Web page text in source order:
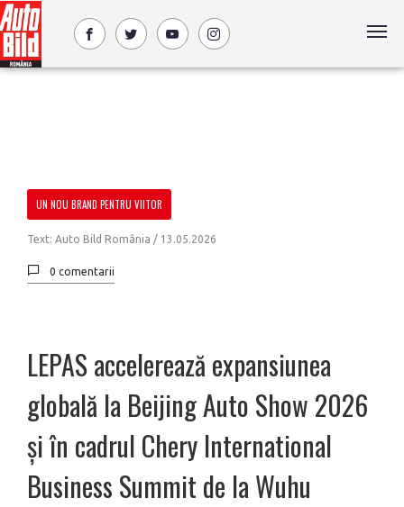
UN NOU BRAND PENTRU VIITOR
Text: Auto Bild România / 13.05.2026
0 comentarii
LEPAS accelerează expansiunea
globală la Beijing Auto Show 2026
și în cadrul Chery International
Business Summit de la Wuhu